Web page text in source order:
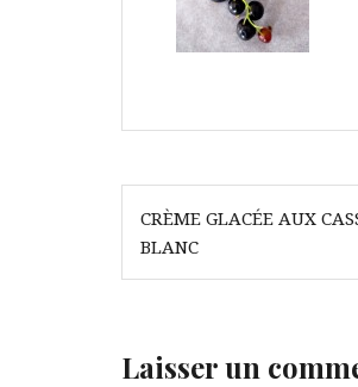
Navigation
de
l’article
CRÈME GLACÉE AUX
BLANC
Laisser un